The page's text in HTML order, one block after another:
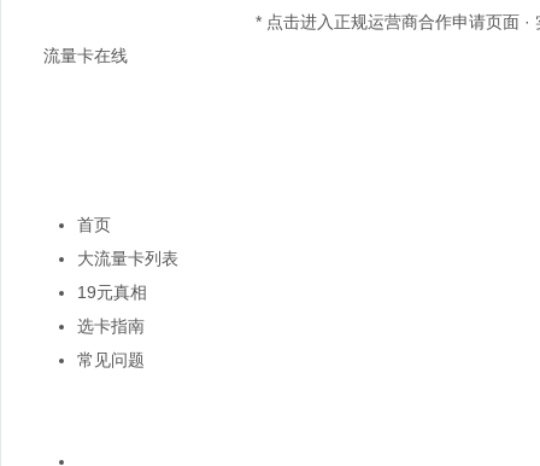
* 点击进入正规运营商合作申请页面 ·
流量卡在线
首页
大流量卡列表
19元真相
选卡指南
常见问题